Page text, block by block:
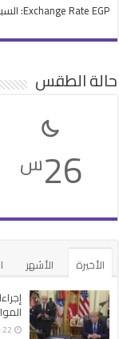
Exchange Rate EGP : السبت,
حالة الطقس
26س
الأخيرة الأشهر
10:22 م |